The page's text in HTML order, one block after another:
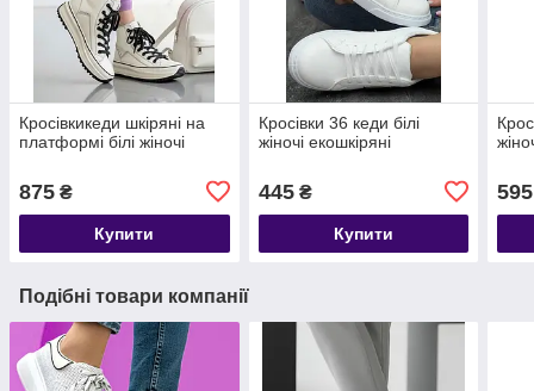
Кросівкикеди шкіряні на
платформі білі жіночі
875 ₴
Купити
Кросівки 36 кеди білі
жіночі екошкіряні
445₴
Купити
595
Подібні товари компанії